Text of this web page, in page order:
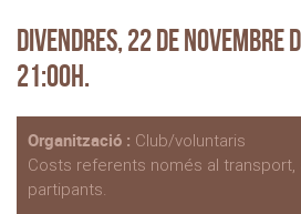
Divendres, 22 de Novembre
21:00h.
Organització : Club/voluntaris
Costs referents només al
partipants.